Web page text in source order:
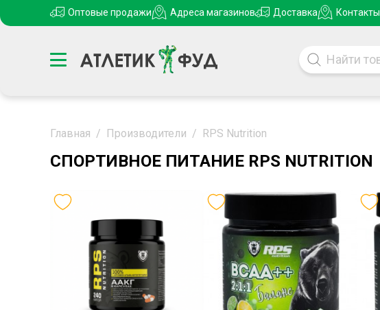
Оптовые продажи Адреса магазинов Доставка Контакты
Главная / Производители / RPS Nutrition
СПОРТИВНОЕ ПИТАНИЕ RPS NUTRITION